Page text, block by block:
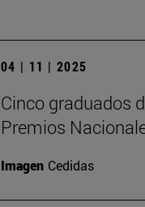
04 | 11 | 2025
Cinco graduados
Premios
Imagen Cedidas